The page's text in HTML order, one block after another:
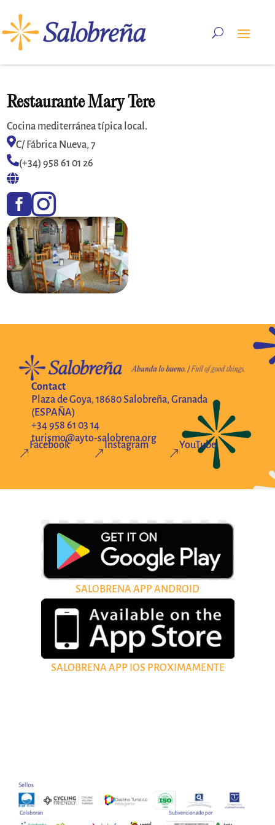
Restaurante Mary Tere
Cocina mediterránea típica local.
C/ Fábrica Nueva, 7
(+34) 958 61 01 26


Contact
Plaza de Goya, 18680 Salobreña, Granada
(ESPAÑA)
+34 958 61 03 14
turismo@ayto-salobrena.org
&
Facebook
&
Instagram
&
YouTube
SALOBRENA APP ANDROID
SALOBRENA APP IOS PROXIMAMENTE